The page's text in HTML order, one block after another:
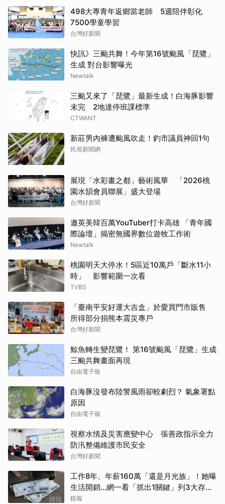
498大專青年返鄉當老師 5週陪伴彰化
7500學童學習
台灣好新聞
快訊》三颱共舞！今年第16號颱風「琵鷺」
生成 對台影響曝光
Newtalk
三颱又來了「琵鷺」最新生成！白海豚影響
未完 2地達停班課標準
CTWANT
新莊男內褲遭颱風吹走！釣市議員神回1句
民視新聞網
展現「水彩畫之都」藝術風華 「2026桃
園水韻會員聯展」盛大登場
台灣好新聞
邀英美韓百萬YouTuber打卡高雄 「青年國
際論壇」揭密無國界數位遊牧工作術
Newtalk
桃園明天大停水！5區近10萬戶「斷水11小
時」 影響範圍一次看
TVBS
「臺南平安好運大吉盒」於愛買門市販售
所得部分捐熊本震災專戶
台灣好新聞
鯨魚轉生變琵鷺！ 第16號颱風「琵鷺」生成
三颱共舞畫面再現
自由電子報
白海豚沒發布陸警風雨卻較劇烈？ 氣象署點
原因
自由電子報
視察水情及災害應變中心 張善政指示全力
防汛整備維護市民安全
台灣好新聞
工作8年、年薪160萬「還是月光族」！她曝
生活開銷…網一看「抓出1關鍵」列3大存錢
法
鏡報